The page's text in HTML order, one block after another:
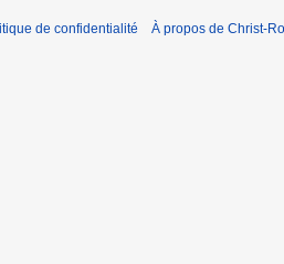
de confidentialité À propos de Christ-